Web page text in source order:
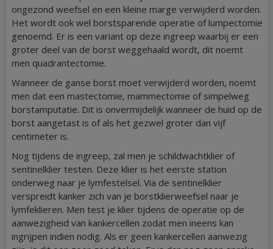
ongezond weefsel en een kleine marge verwijderd worden.
Het wordt ook wel borstsparende operatie of lumpectomie
genoemd. Er is een variant op deze ingreep waarbij er een
groter deel van de borst weggehaald wordt, dit noemt
men quadrantectomie.
Wanneer de ganse borst moet verwijderd worden, noemt
men dat een mastectomie, mammectomie of simpelweg
borstamputatie. Dit is onvermijdelijk wanneer de huid op de
borst aangetast is of als het gezwel groter dan vijf
centimeter is.
Nog tijdens de ingreep, zal men je schildwachtklier of
sentinelklier testen. Deze klier is het eerste station
onderweg naar je lymfestelsel. Via de sentinelklier
verspreidt kanker zich van je borstklierweefsel naar je
lymfeklieren. Men test je klier tijdens de operatie op de
aanwezigheid van kankercellen zodat men ineens kan
ingrijpen indien nodig. Als er geen kankercellen aanwezig